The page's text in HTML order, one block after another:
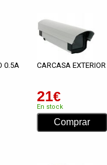
0.5A
CARCASA EXTERIOR
21€
En stock